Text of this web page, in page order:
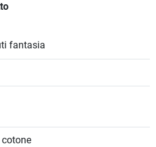
fantasia
cotone